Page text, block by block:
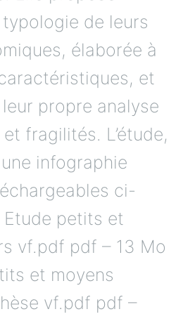
de leurs
élaborée à
et
propre analyse
fragilités. L’étude,
infographie
ci-
petits et
vf.pdf pdf – 13 Mo
et moyens
vf.pdf pdf –